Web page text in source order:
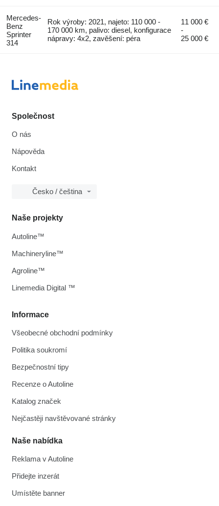
Mercedes-
Benz
Sprinter
314
Rok výroby: 2021, najeto: 110 000 -
170 000 km, palivo: diesel, konfigurace
nápravy: 4x2, zavěšení: péra
11 000 €
-
25 000 €
Společnost
O nás
Nápověda
Kontakt
Česko / čeština
Informace
Všeobecné obchodní podmínky
Politika soukromí
Bezpečnostní tipy
Recenze o Autoline
Katalog značek
Nejčastěji navštěvované stránky
Naše nabídka
Reklama v Autoline
Přidejte inzerát
Umístěte banner
Naše projekty
Autoline™
Machineryline™
Agroline™
Linemedia Digital ™